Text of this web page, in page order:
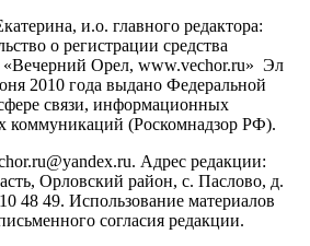
и.о. главного редактора:
о регистрации средства
Орел, www.vechor.ru» Эл
2010 года выдано Федеральной
связи, информационных
коммуникаций (Роскомнадзор РФ).
Адрес редакции:
Орловский район, с. Паслово, д.
48 49. Использование материалов
согласия редакции.